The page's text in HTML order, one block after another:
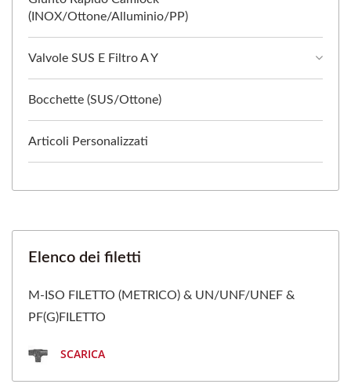
(INOX/Ottone/Alluminio/PP)
Valvole SUS E Filtro A Y
Bocchette (SUS/Ottone)
Articoli Personalizzati
Elenco dei filetti
M-ISO FILETTO (METRICO) & UN/UNF/UNEF &
PF(G)FILETTO
SCARICA